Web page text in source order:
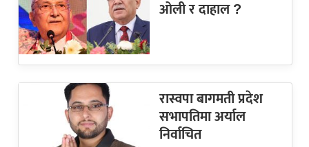
ओली र दाहाल ?
रास्वपा बागमती प्रदेश
सभापतिमा अर्याल
निर्वाचित